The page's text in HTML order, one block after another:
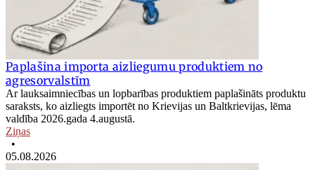
Paplašina importa aizliegumu produktiem no
agresorvalstīm
Ar lauksaimniecības un lopbarības produktiem paplašināts produktu
saraksts, ko aizliegts importēt no Krievijas un Baltkrievijas, lēma
valdība 2026.gada 4.augustā.
Ziņas
•
05.08.2026